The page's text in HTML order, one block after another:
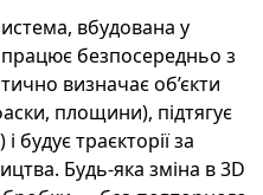
вбудована у
працює безпосередньо з
визначає об’єкти
площини), підтягує
будує траєкторії за
Будь-яка зміна в 3D